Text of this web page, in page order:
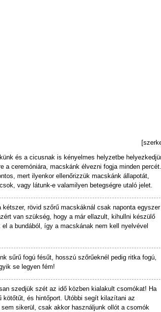
[
és a cicusnak is kényelmes helyzetbe
a ceremóniára, macskánk élvezni fogja minden
mert ilyenkor ellenőrizzük macskánk állapotát,
vagy látunk-e valamilyen betegségre utaló jelet.
kétszer, rövid szőrű macskáknál csak naponta egyszer
van szükség, hogy a már ellazult, kihullni készülő
a bundából, így a macskának nem kell nyelvével
sűrű fogú fésűt, hosszú szőrűeknél pedig ritka fogú,
se legyen fém!
szedjük szét az idő közben kialakult csomókat! Ha
kötőtűt, és hintőport. Utóbbi segít kilazítani az
sikerül, csak akkor használjunk ollót a csomók